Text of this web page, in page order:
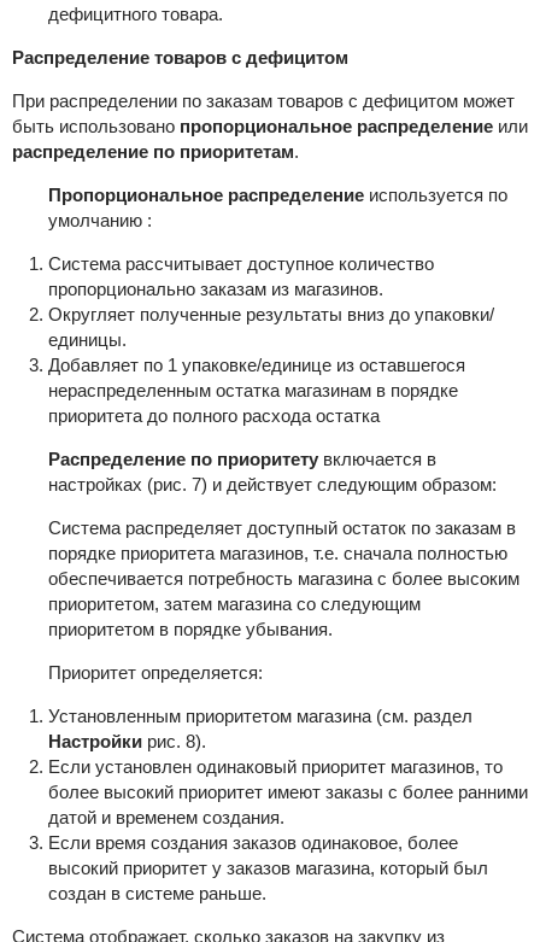
дефицитного товара.
Распределение товаров с дефицитом
При распределении по заказам товаров с дефицитом может
быть использовано пропорциональное распределение или
распределение по приоритетам.
Пропорциональное распределение используется по
умолчанию :
Система рассчитывает доступное количество
пропорционально заказам из магазинов.
Округляет полученные результаты вниз до упаковки/
единицы.
Добавляет по 1 упаковке/единице из оставшегося
нераспределенным остатка магазинам в порядке
приоритета до полного расхода остатка
Распределение по приоритету включается в
настройках (рис. 7) и действует следующим образом:
Система распределяет доступный остаток по заказам в
порядке приоритета магазинов, т.е. сначала полностью
обеспечивается потребность магазина с более высоким
приоритетом, затем магазина со следующим
приоритетом в порядке убывания.
Приоритет определяется:
Установленным приоритетом магазина (см. раздел
Настройки рис. 8).
Если установлен одинаковый приоритет магазинов, то
более высокий приоритет имеют заказы с более ранними
датой и временем создания.
Если время создания заказов одинаковое, более
высокий приоритет у заказов магазина, который был
создан в системе раньше.
Система отображает, сколько заказов на закупку из